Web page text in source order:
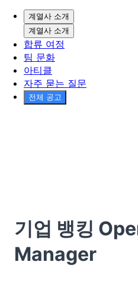
계열사 소개
계열사 소개
합류 여정
팀 문화
아티클
자주 묻는 질문
전체 공고
기업 뱅킹
Manager